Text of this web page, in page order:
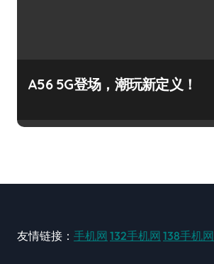
A56 5G登场，潮玩新定义！
友情链接： 手机网 132手机网 138手机网